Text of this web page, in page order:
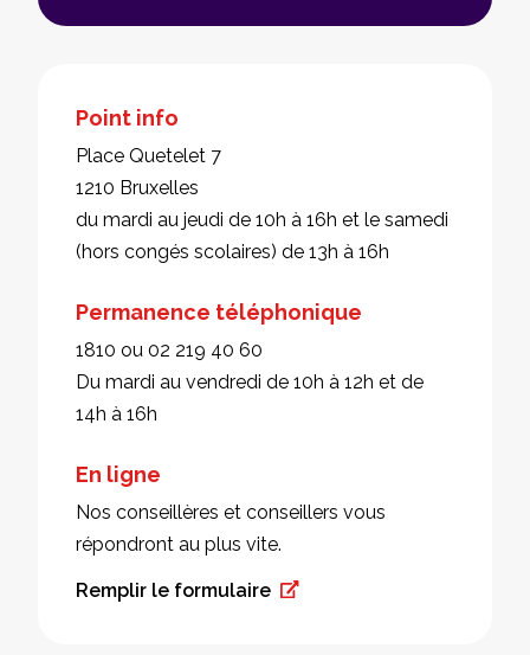
Point info
Place Quetelet 7
1210 Bruxelles
du mardi au jeudi de 10h à 16h et le samedi
(hors congés scolaires) de 13h à 16h
Permanence téléphonique
1810 ou 02 219 40 60
Du mardi au vendredi de 10h à 12h et de
14h à 16h
En ligne
Nos conseillères et conseillers vous
répondront au plus vite.
Remplir le formulaire